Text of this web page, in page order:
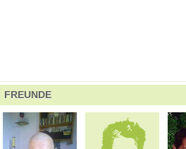
FREUNDE